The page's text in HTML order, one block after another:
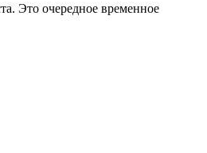
Это очередное временное